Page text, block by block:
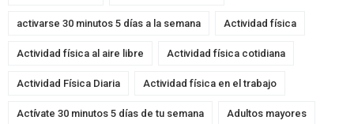
activarse 30 minutos 5 días a la semana Actividad física
Actividad física al aire libre Actividad física cotidiana
Actividad Física Diaria Actividad física en el trabajo
Actívate 30 minutos 5 días de tu semana Adultos mayores